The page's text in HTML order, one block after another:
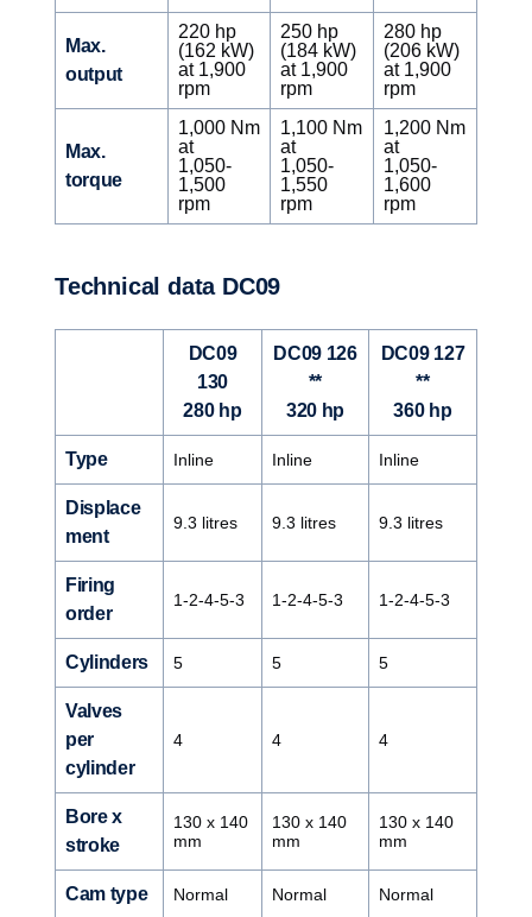
Max.
output
220 hp
(162 kW)
at 1,900
rpm
250 hp
(184 kW)
at 1,900
rpm
280 hp
(206 kW)
at 1,900
rpm
Max.
torque
1,000 Nm
at
1,050-
1,500
rpm
1,100 Nm
at
1,050-
1,550
rpm
1,200 Nm
at
1,050-
1,600
rpm
Technical data DC09
DC09
130
280 hp
DC09 126
**
320 hp
DC09 127
**
360 hp
Type Inline Inline Inline
Displace
ment
9.3 litres 9.3 litres 9.3 litres
Firing
order
1-2-4-5-3 1-2-4-5-3 1-2-4-5-3
Cylinders 5 5 5
Valves
per
cylinder
4 4 4
Bore x
stroke
130 x 140
mm
130 x 140
mm
130 x 140
mm
Cam type Normal Normal Normal